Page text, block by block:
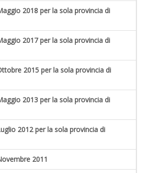
2018 per la sola provincia di
2017 per la sola provincia di
2015 per la sola provincia di
2013 per la sola provincia di
2012 per la sola provincia di
2011